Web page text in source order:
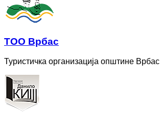
ТОО Врбас
Туристичка организација општине Врбас